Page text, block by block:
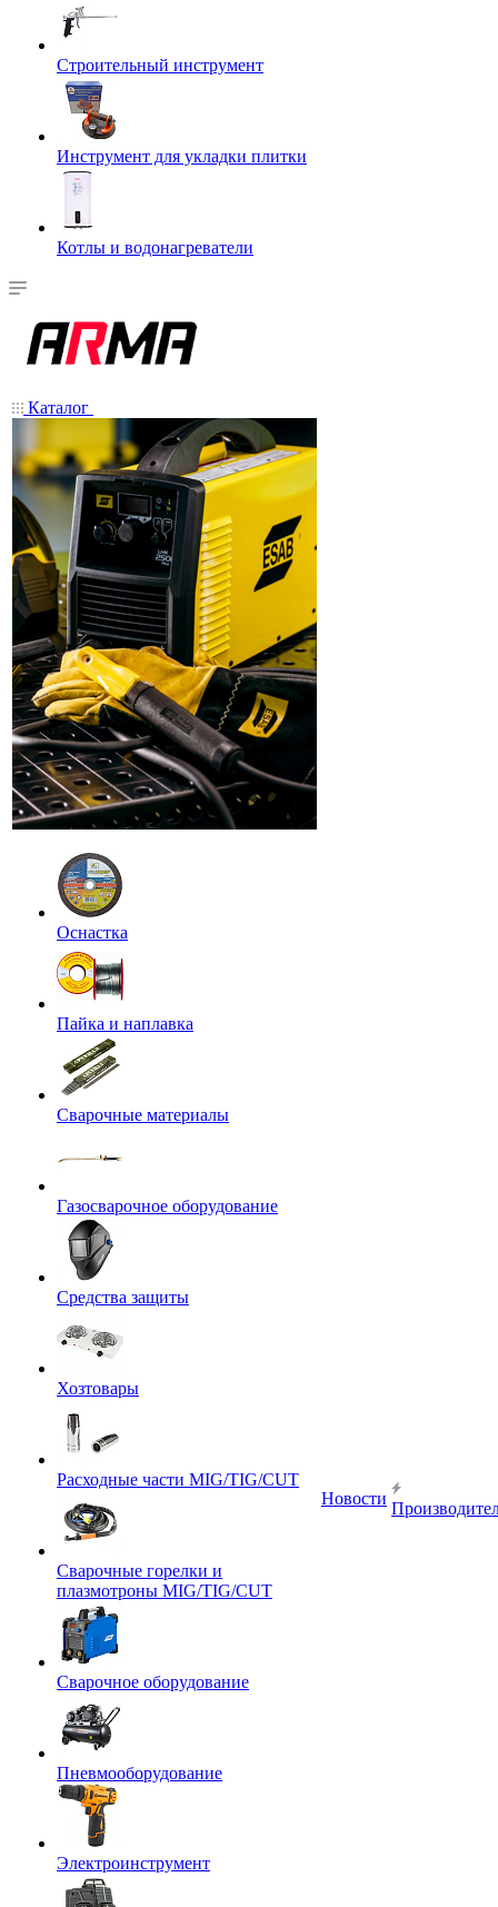
Строительный инструмент
Инструмент для укладки плитки
Котлы и водонагреватели
Каталог
Оснастка
Пайка и наплавка
Сварочные материалы
Газосварочное оборудование
Средства защиты
Хозтовары
Расходные части MIG/TIG/CUT
Сварочные горелки и
плазмотроны MIG/TIG/CUT
Сварочное оборудование
Пневмооборудование
Электроинструмент
Новости